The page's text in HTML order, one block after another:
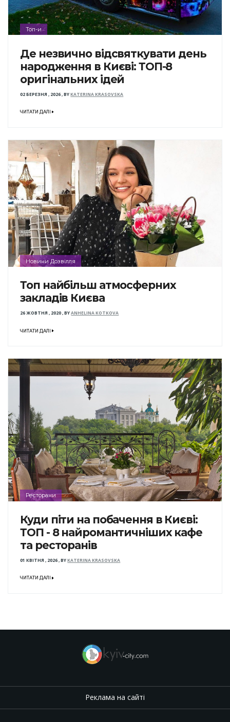
Топ-и
Де незвично відсвяткувати день
народження в Києві: ТОП-8
оригінальних ідей
02 БЕРЕЗНЯ , 2026,BYKATERINA KRASOVSKA
ЧИТАТИ ДАЛІ
Новини Дозвілля
Топ найбільш атмосферних
закладів Києва
26 ЖОВТНЯ , 2020,BYANHELINA KOTKOVA
ЧИТАТИ ДАЛІ
Ресторани
Куди піти на побачення в Києві:
ТОП - 8 найромантичніших кафе
та ресторанів
01 КВІТНЯ , 2026,BYKATERINA KRASOVSKA
ЧИТАТИ ДАЛІ
Реклама на сайті